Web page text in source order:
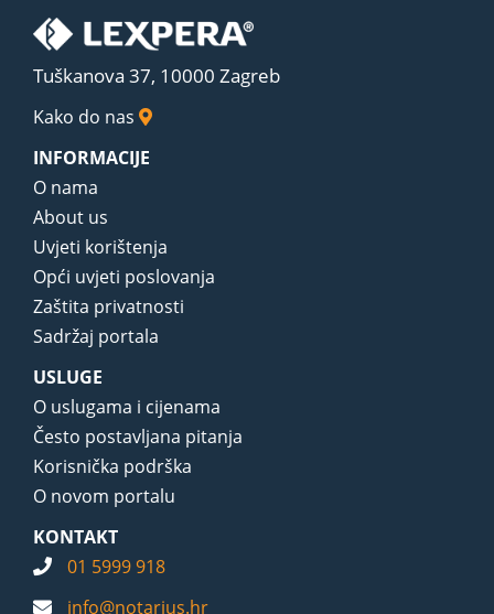
Tuškanova 37, 10000 Zagreb
Kako do nas
INFORMACIJE
O nama
About us
Uvjeti korištenja
Opći uvjeti poslovanja
Zaštita privatnosti
Sadržaj portala
USLUGE
O uslugama i cijenama
Često postavljana pitanja
Korisnička podrška
O novom portalu
KONTAKT
01 5999 918
info@notarius.hr